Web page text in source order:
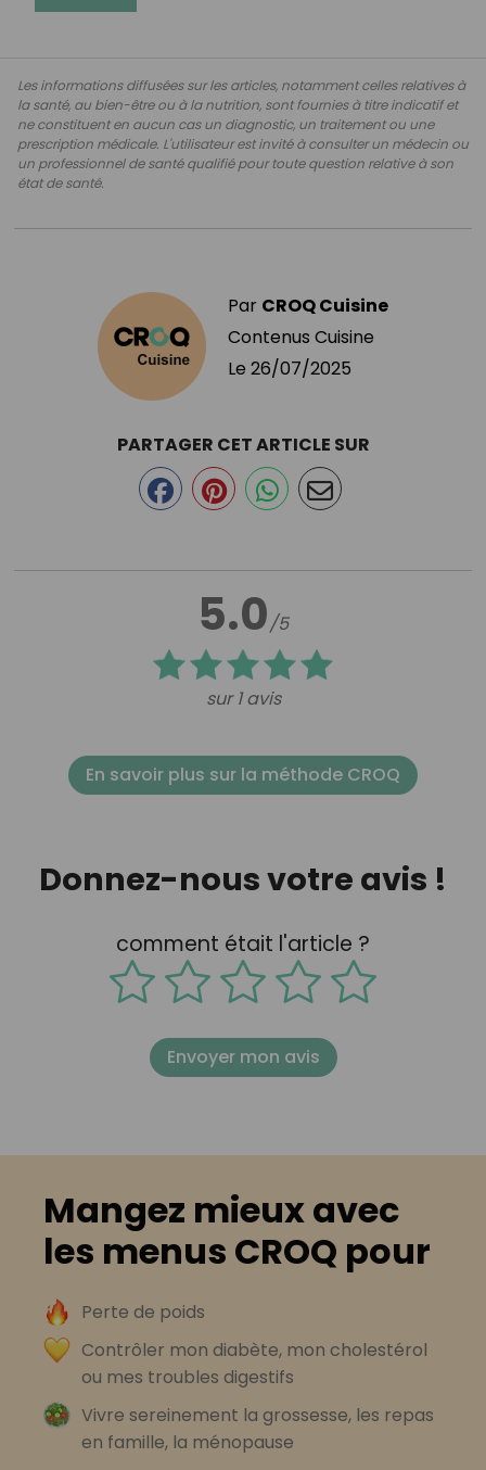
Les informations diffusées sur les articles, notamment celles relatives à
la santé, au bien-être ou à la nutrition, sont fournies à titre indicatif et
ne constituent en aucun cas un diagnostic, un traitement ou une
prescription médicale. L'utilisateur est invité à consulter un médecin ou
un professionnel de santé qualifié pour toute question relative à son
état de santé.
Par CROQ Cuisine
Contenus Cuisine
Le 26/07/2025
5.0/5
sur 1 avis
PARTAGER CET ARTICLE SUR
En savoir plus sur la méthode CROQ
Donnez-nous votre avis !
comment était l'article ?
Envoyer mon avis
Mangez mieux avec
les menus CROQ pour
Perte de poids
Contrôler mon diabète, mon cholestérol
ou mes troubles digestifs
Vivre sereinement la grossesse, les repas
en famille, la ménopause